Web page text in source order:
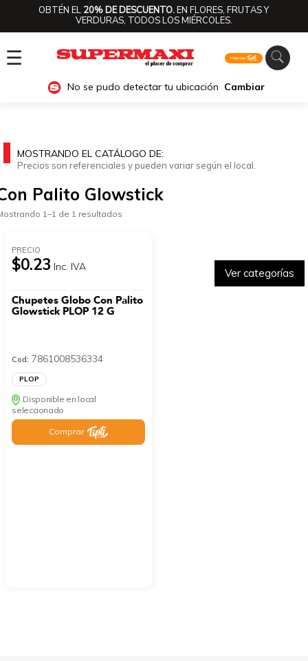
OBTÉN EL 20% DE DESCUENTO.EN FLORES, FRUTAS Y
VERDURAS, TODOS LOS MIÉRCOLES.
☰
No se pudo detectar tu ubicación Cambiar
Ver categorías
MOSTRANDO EL CATÁLOGO DE:
Precios son referenciales y pueden variar según el local.
Palito Glowstick
1–1 de 1 resultados
PRECIO
$0.23 Inc. IVA
Chupetes Globo Con Palito
Glowstick PLOP 12 G
Cod: 7861008536334
PLOP
Disponible en local
seleccionado
Comprar